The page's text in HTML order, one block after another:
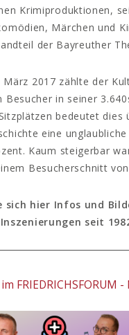
Krimiproduktionen,
Märchen und
der Bayreuther
März 2017 zählte der
Besucher in seiner
bedeutet dies
eine
Kaum steigerbar
Besucherschnitt
sich hier Infos und
Inszenierungen seit
FRIEDRICHSFORUM